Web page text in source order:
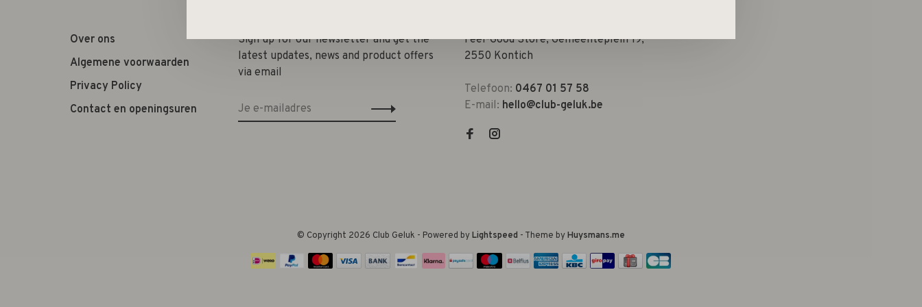
Over ons
Algemene voorwaarden
Privacy Policy
Contact en openingsuren
Sign up for our newsletter and get the
latest updates, news and product offers
via email
Feel-Good Store, Gemeenteplein 19,
2550 Kontich
Telefoon: 0467 01 57 58
E-mail: hello@club-geluk.be
© Copyright 2026 Club Geluk - Powered byLightspeed - Theme byHuysmans.me